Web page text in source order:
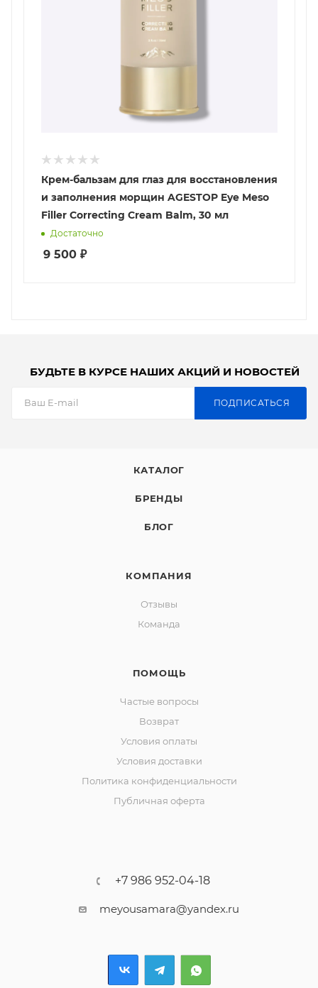
Крем-бальзам для глаз для восстановления
и заполнения морщин AGESTOP Eye Meso
Filler Correcting Cream Balm, 30 мл
Достаточно
9 500 ₽
БУДЬТЕ В КУРСЕ НАШИХ АКЦИЙ И НОВОСТЕЙ
ПОДПИСАТЬСЯ
КАТАЛОГ
БРЕНДЫ
БЛОГ
КОМПАНИЯ
Отзывы
Команда
ПОМОЩЬ
Частые вопросы
Возврат
Условия оплаты
Условия доставки
Политика конфиденциальности
Публичная оферта
+7 986 952-04-18
meyousamara@yandex.ru